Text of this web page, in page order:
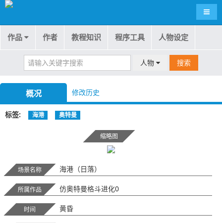
导航
作品 作者 教程知识 程序工具 人物设定
人物 搜索
概况 修改历史
标签 海港 奥特曼
缩略图
场景名称 海港（日落）
所属作品 仿奥特曼格斗进化0
时间 黄昏